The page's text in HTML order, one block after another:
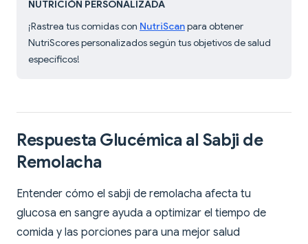
NUTRICIÓN PERSONALIZADA
¡Rastrea tus comidas con NutriScanpara obtener
NutriScores personalizados según tus objetivos de salud
específicos!
Respuesta Glucémica al Sabji de
Remolacha
Entender cómo el sabji de remolacha afecta tu
glucosa en sangre ayuda a optimizar el tiempo de
comida y las porciones para una mejor salud